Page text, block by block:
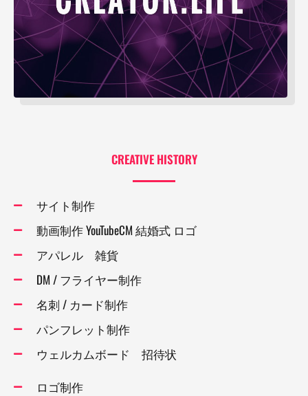
CREATIVE HISTORY
サイト制作
動画制作 YouTubeCM 結婚式 ロゴ
アパレル 雑貨
DM / フライヤー制作
名刺 / カード制作
パンフレット制作
ウェルカムボード 招待状
ロゴ制作